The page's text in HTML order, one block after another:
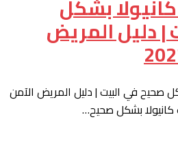
بشكل
دليل المريض
صحيح في البيت | دليل المريض الآمن